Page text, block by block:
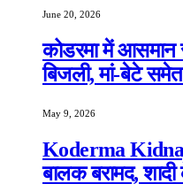
June 20, 2026
कोडरमा में आसमान
बिजली, मां-बेटे
May 9, 2026
Koderma
बालक बरामद,